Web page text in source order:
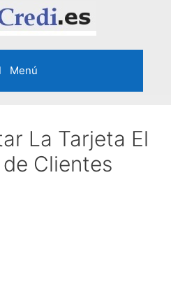
Menú
La Tarjeta El
Clientes